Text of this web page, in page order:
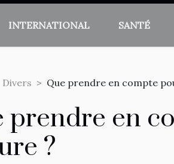
INTERNATIONAL SANTÉ
Divers Que prendre en compte
prendre en
?